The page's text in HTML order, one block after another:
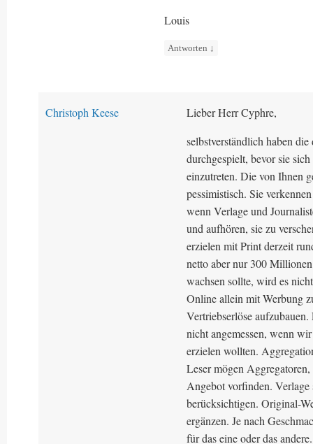
Louis
Antworten ↓
Christoph Keese
Lieber Herr Cyphre,
selbstverständlich haben
durchgespielt, bevor sie
einzutreten. Die von Ihnen
pessimistisch. Sie
wenn Verlage und
und aufhören, sie zu
erzielen mit Print derzeit
netto aber nur 300
wachsen sollte, wird es
Online allein mit Werbung
Vertriebserlöse
nicht angemessen, wenn
erzielen wollten.
Leser mögen
Angebot vorfinden. Verlage
berücksichtigen. Original-
ergänzen. Je nach
für das eine oder das